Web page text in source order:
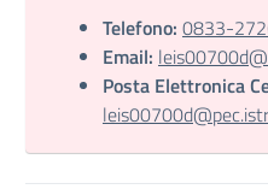
Telefono: 0833-
Email:
Posta Elettronica